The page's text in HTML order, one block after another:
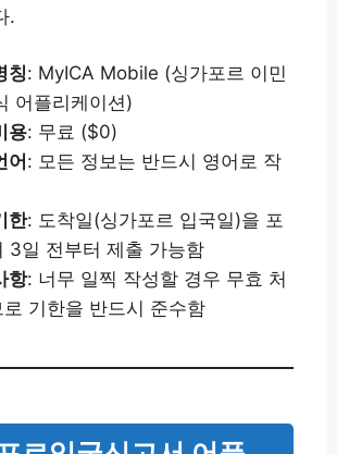
.
칭: MyICA Mobile (싱가포르 이민
어플리케이션)
용: 무료 ($0)
어: 모든 정보는 반드시 영어로 작
한: 도착일(싱가포르 입국일)을 포
3일 전부터 제출 가능함
항: 너무 일찍 작성할 경우 무효 처
로 기한을 반드시 준수함